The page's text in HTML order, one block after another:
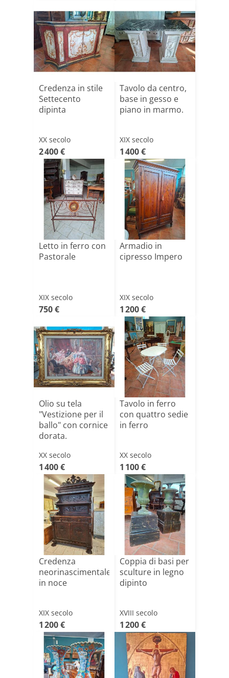
Credenza in stile
Settecento
dipinta
XX secolo
2 400 €
Tavolo da centro,
base in gesso e
piano in marmo.
XIX secolo
1 400 €
Letto in ferro con
Pastorale
XIX secolo
750 €
Armadio in
cipresso Impero
XIX secolo
1 200 €
Olio su tela
"Vestizione per il
ballo" con cornice
dorata.
XX secolo
1 400 €
Tavolo in ferro
con quattro sedie
in ferro
XX secolo
1 100 €
Credenza
neorinascimentale
in noce
XIX secolo
1 200 €
Coppia di basi per
sculture in legno
dipinto
XVIII secolo
1 200 €